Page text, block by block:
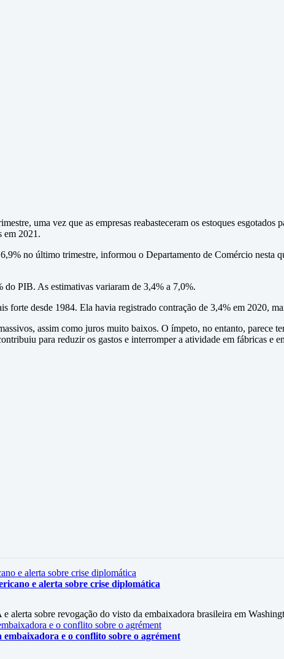
uma vez que as empresas reabasteceram os estoques
em 2021.
no último trimestre, informou o Departamento de Comércio nesta
do PIB. As estimativas variaram de 3,4% a 7,0%.
forte desde 1984. Ela havia registrado contração de 3,4% em 2020,
assim como juros muito baixos. O ímpeto, no entanto, parece
para reduzir os gastos e interromper a atividade em fábricas e
e alerta sobre crise diplomática
sobre revogação do visto da embaixadora brasileira em
e o conflito sobre o agrément